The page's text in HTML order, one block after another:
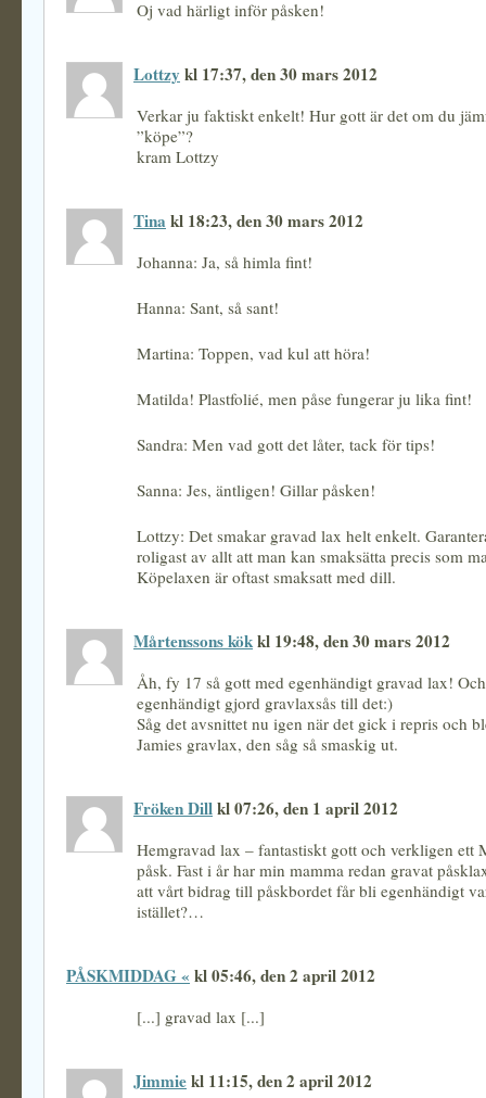
Oj vad härligt inför påsken!
Lottzy kl 17:37, den 30 mars 2012
Verkar ju faktiskt enkelt! Hur gott är det om du
”köpe”?
kram Lottzy
Tina kl 18:23, den 30 mars 2012
Johanna: Ja, så himla fint!
Hanna: Sant, så sant!
Martina: Toppen, vad kul att höra!
Matilda! Plastfolié, men påse fungerar ju lika fint!
Sandra: Men vad gott det låter, tack för tips!
Sanna: Jes, äntligen! Gillar påsken!
Lottzy: Det smakar gravad lax helt enkelt.
roligast av allt att man kan smaksätta precis som
Köpelaxen är oftast smaksatt med dill.
Mårtenssons kökkl 19:48, den 30 mars 2012
Åh, fy 17 så gott med egenhändigt gravad lax!
egenhändigt gjord gravlaxsås till det:)
Såg det avsnittet nu igen när det gick i repris och
Jamies gravlax, den såg så smaskig ut.
Fröken Dillkl 07:26, den 1 april 2012
Hemgravad lax – fantastiskt gott och verkligen ett
påsk. Fast i år har min mamma redan gravat
att vårt bidrag till påskbordet får bli egenhändigt
istället?…
PÅSKMIDDAG « kl 05:46, den 2 april 2012
[...] gravad lax [...]
Jimmiekl 11:15, den 2 april 2012